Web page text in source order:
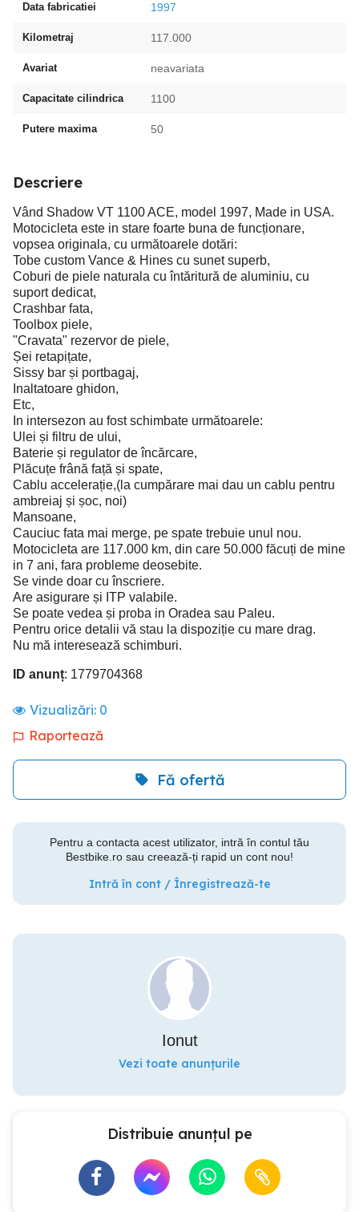
Data fabricatiei 1997
Kilometraj 117.000
Avariat neavariata
Capacitate cilindrica 1100
Putere maxima 50
Descriere
Vând Shadow VT 1100 ACE, model 1997, Made in USA.
Motocicleta este in stare foarte buna de funcționare,
vopsea originala, cu următoarele dotări:
Tobe custom Vance & Hines cu sunet superb,
Coburi de piele naturala cu întăritură de aluminiu, cu
suport dedicat,
Crashbar fata,
Toolbox piele,
"Cravata" rezervor de piele,
Șei retapițate,
Sissy bar și portbagaj,
Inaltatoare ghidon,
Etc,
In intersezon au fost schimbate următoarele:
Ulei și filtru de ului,
Baterie și regulator de încărcare,
Plăcuțe frână față și spate,
Cablu accelerație,(la cumpărare mai dau un cablu pentru
ambreiaj și șoc, noi)
Mansoane,
Cauciuc fata mai merge, pe spate trebuie unul nou.
Motocicleta are 117.000 km, din care 50.000 făcuți de mine
in 7 ani, fara probleme deosebite.
Se vinde doar cu înscriere.
Are asigurare și ITP valabile.
Se poate vedea și proba in Oradea sau Paleu.
Pentru orice detalii vă stau la dispoziție cu mare drag.
Nu mă interesează schimburi.
ID anunț: 1779704368
Vizualizări: 0
Raportează
Fă ofertă
Pentru a contacta acest utilizator, intră în contul tău
Bestbike.ro sau creează-ți rapid un cont nou!
Intră în cont / Înregistrează-te
Ionut
Vezi toate anunțurile
Distribuie anunțul pe